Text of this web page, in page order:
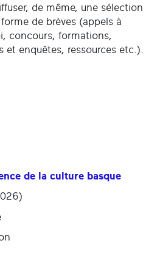
de même, une sélection
de brèves (appels à
concours, formations,
et enquêtes, ressources etc.).
de la culture basque